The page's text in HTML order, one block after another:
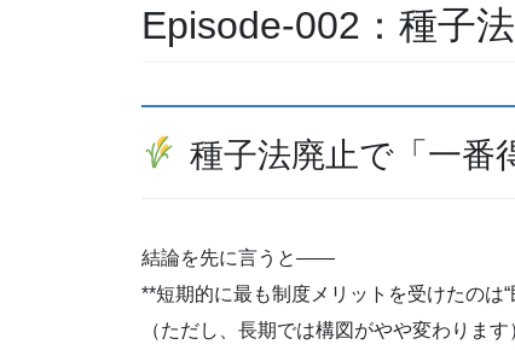
Episode-002：種子
種子法廃止で「一番
結論を先に言うと――
**短期的に最も制度メリットを受けたのは“
（ただし、長期では構図がやや変わります